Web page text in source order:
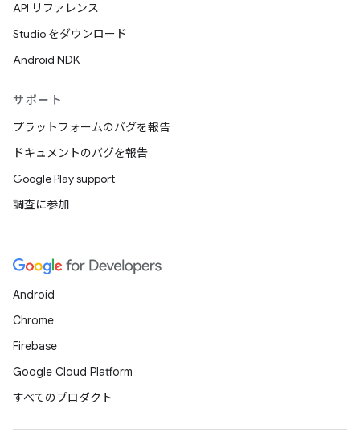
API リファレンス
Studio をダウンロード
Android NDK
サポート
プラットフォームのバグを報告
ドキュメントのバグを報告
Google Play support
調査に参加
Android
Chrome
Firebase
Google Cloud Platform
すべてのプロダクト